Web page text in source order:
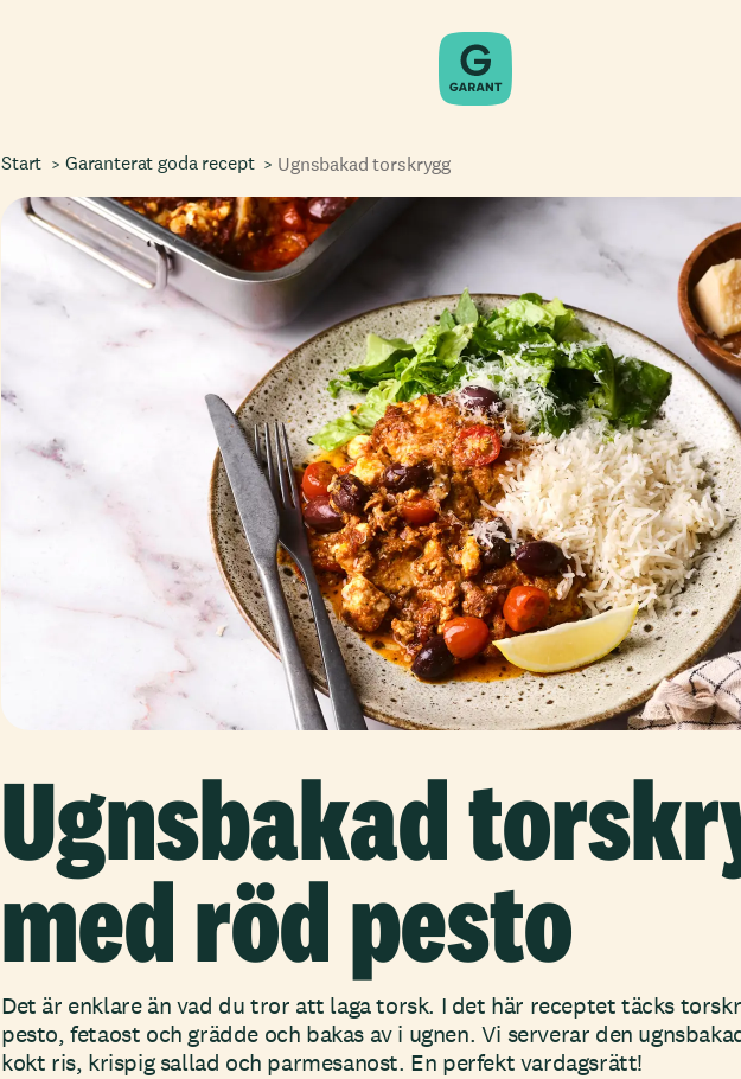
Start Garanterat goda recept Ugnsbakad torskrygg
Ugnsbakad
med röd pesto
Det är enklare än vad du tror att laga torsk. I det här receptet täcks
pesto, fetaost och grädde och bakas av i ugnen. Vi serverar den
kokt ris, krispig sallad och parmesanost. En perfekt vardagsrätt!